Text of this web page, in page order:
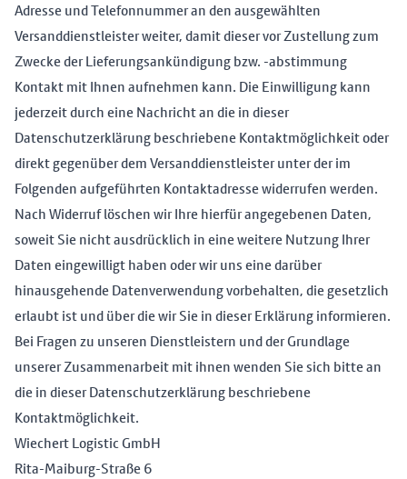
Adresse und Telefonnummer an den ausgewählten
Versanddienstleister weiter, damit dieser vor Zustellung zum
Zwecke der Lieferungsankündigung bzw. -abstimmung
Kontakt mit Ihnen aufnehmen kann. Die Einwilligung kann
jederzeit durch eine Nachricht an die in dieser
Datenschutzerklärung beschriebene Kontaktmöglichkeit oder
direkt gegenüber dem Versanddienstleister unter der im
Folgenden aufgeführten Kontaktadresse widerrufen werden.
Nach Widerruf löschen wir Ihre hierfür angegebenen Daten,
soweit Sie nicht ausdrücklich in eine weitere Nutzung Ihrer
Daten eingewilligt haben oder wir uns eine darüber
hinausgehende Datenverwendung vorbehalten, die gesetzlich
erlaubt ist und über die wir Sie in dieser Erklärung informieren.
Bei Fragen zu unseren Dienstleistern und der Grundlage
unserer Zusammenarbeit mit ihnen wenden Sie sich bitte an
die in dieser Datenschutzerklärung beschriebene
Kontaktmöglichkeit.
Wiechert Logistic GmbH
Rita-Maiburg-Straße 6